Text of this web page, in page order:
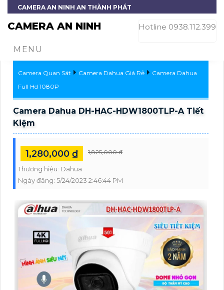
CAMERA AN NINH AN THÀNH PHÁT
CAMERA AN NINH Hotline 0938.112.399
MENU
Camera Quan Sát Camera Dahua Giá Rẻ
Camera Dahua
Full Hd 1080P
Camera Dahua DH-HAC-HDW1800TLP-A Tiết
Kiệm
1,280,000 ₫ 1,825,000 ₫
Thương hiệu: Dahua
Ngày đăng: 5/24/2023 2:46:44 PM